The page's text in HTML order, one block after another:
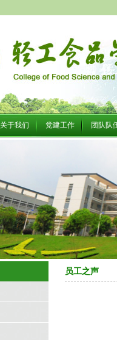
关于我们 党建工作 团队队
员工之声